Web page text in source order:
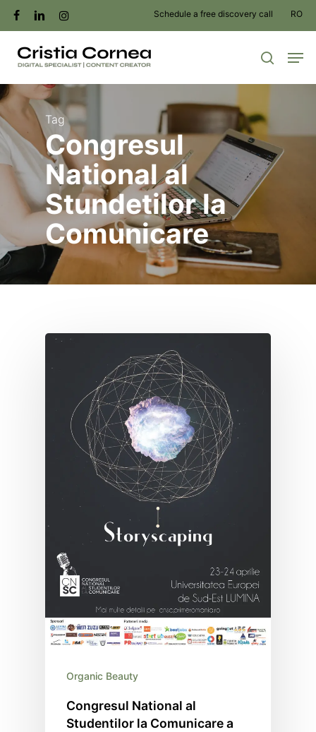
Skip
to
main
facebooklinkedininstagram Schedule a free discovery call RO
search
Tag
Congresul
National al
Stundetilor la
Comunicare
Organic Beauty
Congresul National al
Studentilor la Comunicare a